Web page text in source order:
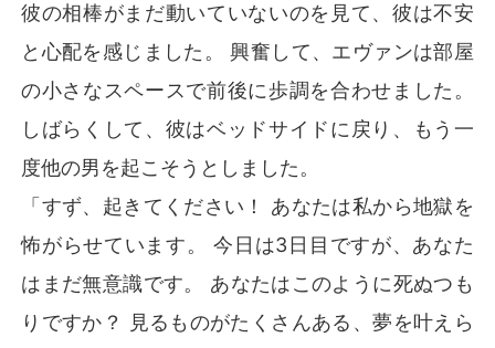
彼の相棒がまだ動いていないのを見て、彼は不安
と心配を感じました。 興奮して、エヴァンは部屋
の小さなスペースで前後に歩調を合わせました。
しばらくして、彼はベッドサイドに戻り、もう一
度他の男を起こそうとしました。
「すず、起きてください！ あなたは私から地獄を
怖がらせています。 今日は3日目ですが、あなた
はまだ無意識です。 あなたはこのように死ぬつも
りですか？ 見るものがたくさんある、夢を叶えら